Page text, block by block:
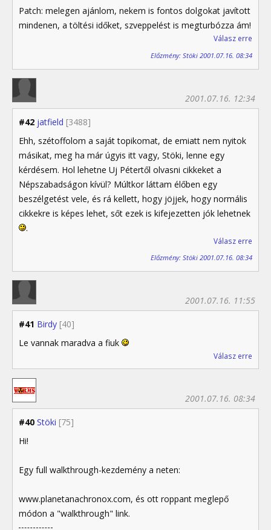
Patch: melegen ajánlom, nekem is fontos dolgokat javított
mindenen, a töltési időket, szveppelést is megturbózza ám!
Válasz erre
Előzmény: Stöki 2001.07.16. 08:34
#42 jatfield [3488]
2001.07.16. 12:34
Ehh, szétoffolom a saját topikomat, de emiatt nem nyitok
másikat, meg ha már úgyis itt vagy, Stöki, lenne egy
kérdésem. Hol lehetne Uj Pétertől olvasni cikkeket a
Népszabadságon kívül? Múltkor láttam élőben egy
beszélgetést vele, és rá kellett, hogy jöjjek, hogy normális
cikkekre is képes lehet, sőt ezek is kifejezetten jók lehetnek
.
Válasz erre
Előzmény: Stöki 2001.07.16. 08:34
#41 Birdy [40]
2001.07.16. 11:55
Le vannak maradva a fiuk
Válasz erre
#40 Stöki [75]
2001.07.16. 08:34
Hi!
Egy full walkthrough-kezdemény a neten:
www.planetanachronox.com, és ott roppant meglepő
módon a "walkthrough" link.